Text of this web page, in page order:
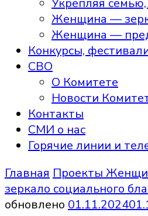
Укрепляя
Женщина —
Женщина —
Конкурсы,
СВО
О Комитете
Новости
Контакты
СМИ о нас
Горячие линии и
Главная Проекты
зеркало социального
обновлено 01.11.2024